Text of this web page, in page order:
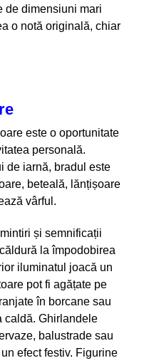
de dimensiuni mari
o notă originală, chiar
este o oportunitate
personală.
de iarnă, bradul este
beteală, lănțișoare
vârful.
și semnificații
căldură la împodobirea
iluminatul joacă un
pot fi agățate pe
în borcane sau
caldă. Ghirlandele
balustrade sau
efect festiv. Figurine